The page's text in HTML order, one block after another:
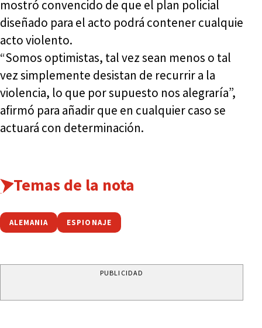
mostró convencido de que el plan policial
diseñado para el acto podrá contener cualquie
acto violento.
“Somos optimistas, tal vez sean menos o tal
vez simplemente desistan de recurrir a la
violencia, lo que por supuesto nos alegraría”,
afirmó para añadir que en cualquier caso se
actuará con determinación.
Temas de la nota
ALEMANIA ESPIONAJE
PUBLICIDAD